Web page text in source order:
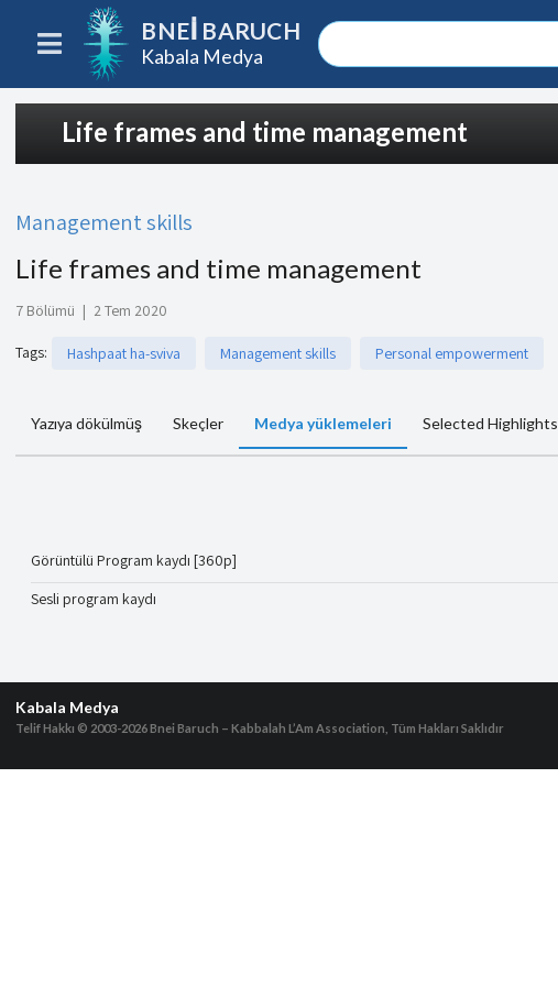
BNEI BARUCH
Kabala Medya
Life frames and time management
Management skills
Life frames and time management
7 Bölümü | 2 Tem 2020
Tags: Hashpaat ha-sviva Management skills Personal empowerment
Yazıya dökülmüş Skeçler Medya yüklemeleri Selected Highlights
Görüntülü Program kaydı [360p]
Sesli program kaydı
Kabala Medya
Telif Hakkı © 2003-2026Bnei Baruch – Kabbalah L’Am Association, Tüm Hakları Saklıdır